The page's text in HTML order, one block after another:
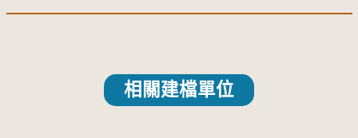
相關建檔單位